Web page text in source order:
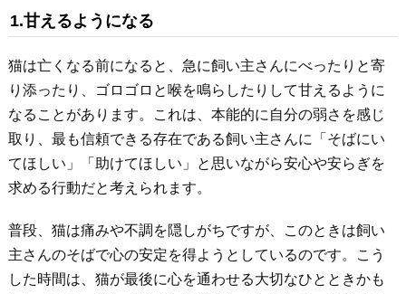
1.甘えるようになる
猫は亡くなる前になると、急に飼い主さんにべったりと寄
り添ったり、ゴロゴロと喉を鳴らしたりして甘えるように
なることがあります。これは、本能的に自分の弱さを感じ
取り、最も信頼できる存在である飼い主さんに「そばにい
てほしい」「助けてほしい」と思いながら安心や安らぎを
求める行動だと考えられます。
普段、猫は痛みや不調を隠しがちですが、このときは飼い
主さんのそばで心の安定を得ようとしているのです。こう
した時間は、猫が最後に心を通わせる大切なひとときかも